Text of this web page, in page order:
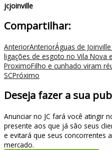
jcjoinville
Compartilhar:
AnteriorAnteriorÁguas de
ligações de esgoto no Vila Nova
ProximoFilho e cunhado viram
SCPróximo
Deseja fazer a sua
Anunciar no JC fará você atingir
presente aos que já são seus
e evitará que seus concorrentes
mercado.